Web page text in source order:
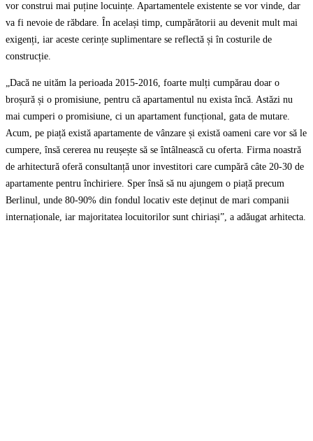
vor construi mai puține locuințe. Apartamentele existente se vor vinde, dar
va fi nevoie de răbdare. În același timp, cumpărătorii au devenit mult mai
exigenți, iar aceste cerințe suplimentare se reflectă și în costurile de
construcție.
„Dacă ne uităm la perioada 2015-2016, foarte mulți cumpărau doar o
broșură și o promisiune, pentru că apartamentul nu exista încă. Astăzi nu
mai cumperi o promisiune, ci un apartament funcțional, gata de mutare.
Acum, pe piață există apartamente de vânzare și există oameni care vor să le
cumpere, însă cererea nu reușește să se întâlnească cu oferta. Firma noastră
de arhitectură oferă consultanță unor investitori care cumpără câte 20-30 de
apartamente pentru închiriere. Sper însă să nu ajungem o piață precum
Berlinul, unde 80-90% din fondul locativ este deținut de mari companii
internaționale, iar majoritatea locuitorilor sunt chiriași”, a adăugat arhitecta.